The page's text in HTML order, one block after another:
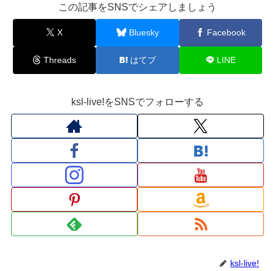
この記事をSNSでシェアしましょう
X Bluesky Facebook
Threads はてブ LINE
ksl-live!をSNSでフォローする
ksl-live!